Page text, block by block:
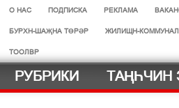
О НАС ПОДПИСКА РЕКЛАМА
БУРХН-ШАҖНА ТӨРӘР ЖИЛИЩН-
ТООЛВР
РУБРИКИ ТАҢҺЧИН